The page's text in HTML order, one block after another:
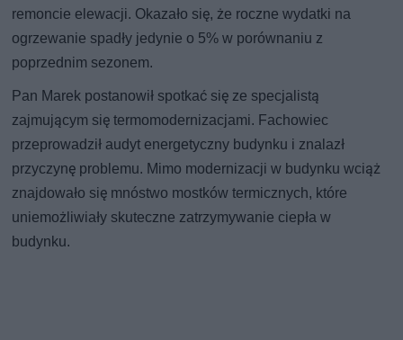
remoncie elewacji. Okazało się, że roczne wydatki na
ogrzewanie spadły jedynie o 5% w porównaniu z
poprzednim sezonem.
Pan Marek postanowił spotkać się ze specjalistą
zajmującym się termomodernizacjami. Fachowiec
przeprowadził audyt energetyczny budynku i znalazł
przyczynę problemu. Mimo modernizacji w budynku wciąż
znajdowało się mnóstwo mostków termicznych, które
uniemożliwiały skuteczne zatrzymywanie ciepła w
budynku.